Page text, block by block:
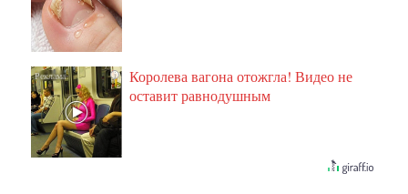
i
Королева вагона отожгла! Видео не
оставит равнодушным